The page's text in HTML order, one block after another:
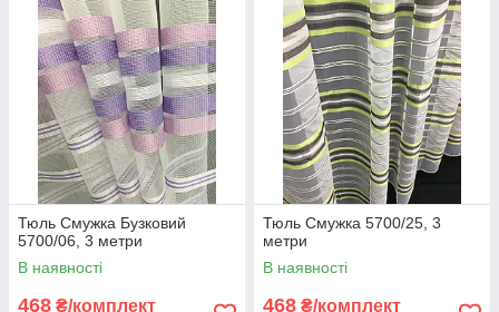
Тюль Смужка Бузковий
5700/06, 3 метри
В наявності
468 ₴/комплект
Тюль Смужка 5700/25, 3
метри
В наявності
468 ₴/комплект